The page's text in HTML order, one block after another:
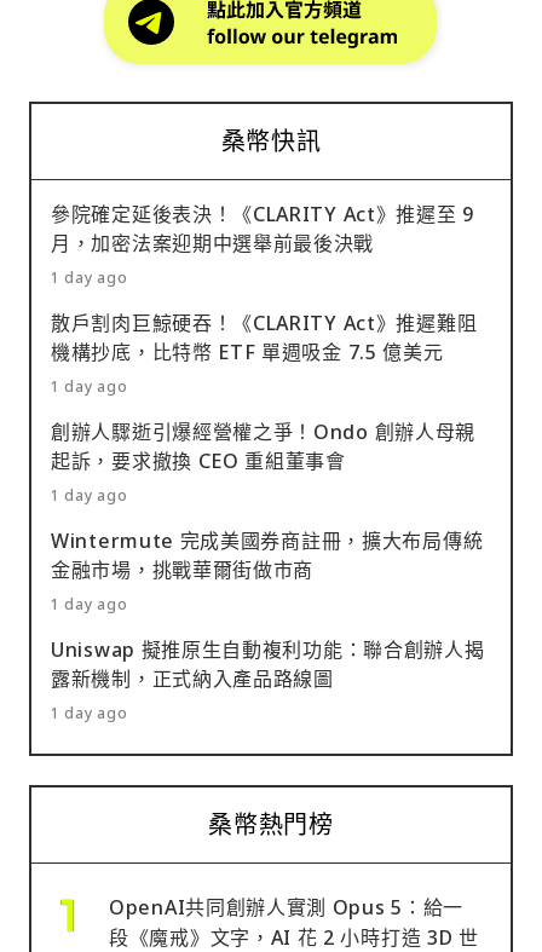
桑幣快訊
參院確定延後表決！《CLARITY Act》推遲至 9
月，加密法案迎期中選舉前最後決戰
1 day ago
散戶割肉巨鯨硬吞！《CLARITY Act》推遲難阻
機構抄底，比特幣 ETF 單週吸金 7.5 億美元
1 day ago
創辦人驟逝引爆經營權之爭！Ondo 創辦人母親
起訴，要求撤換 CEO 重組董事會
1 day ago
Wintermute 完成美國券商註冊，擴大布局傳統
金融市場，挑戰華爾街做市商
1 day ago
Uniswap 擬推原生自動複利功能：聯合創辦人揭
露新機制，正式納入產品路線圖
1 day ago
桑幣熱門榜
OpenAI共同創辦人實測 Opus 5：給一
段《魔戒》文字，AI 花 2 小時打造 3D 世